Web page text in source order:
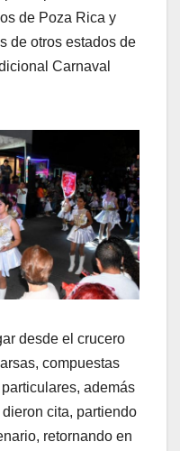
de Poza Rica y
de otros estados de
Carnaval
desde el crucero
compuestas
además
cita, partiendo
retornando en